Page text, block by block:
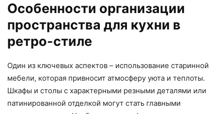
Особенности организации
пространства для кухни в
ретро-стиле
Один из ключевых аспектов – использование старинной
мебели, которая привносит атмосферу уюта и теплоты.
Шкафы и столы с характерными резными деталями или
патинированной отделкой могут стать главными